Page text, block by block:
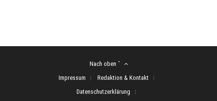
Nach oben ˆ
Impressum
Redaktion & Kontakt
Datenschutzerklärung